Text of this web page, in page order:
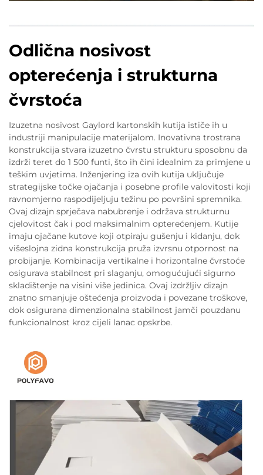
Odlična nosivost
opterećenja i strukturna
čvrstoća
Izuzetna nosivost Gaylord kartonskih kutija ističe ih u
industriji manipulacije materijalom. Inovativna trostrana
konstrukcija stvara izuzetno čvrstu strukturu sposobnu da
izdrži teret do 1 500 funti, što ih čini idealnim za primjene u
teškim uvjetima. Inženjering iza ovih kutija uključuje
strategijske točke ojačanja i posebne profile valovitosti koji
ravnomjerno raspodijeljuju težinu po površini spremnika.
Ovaj dizajn sprječava nabubrenje i održava strukturnu
cjelovitost čak i pod maksimalnim opterećenjem. Kutije
imaju ojačane kutove koji otpiraju gušenju i kidanju, dok
višeslojna zidna konstrukcija pruža izvrsnu otpornost na
probijanje. Kombinacija vertikalne i horizontalne čvrstoće
osigurava stabilnost pri slaganju, omogućujući sigurno
skladištenje na visini više jedinica. Ovaj izdržljiv dizajn
znatno smanjuje oštećenja proizvoda i povezane troškove,
dok osigurana dimenzionalna stabilnost jamči pouzdanu
funkcionalnost kroz cijeli lanac opskrbe.